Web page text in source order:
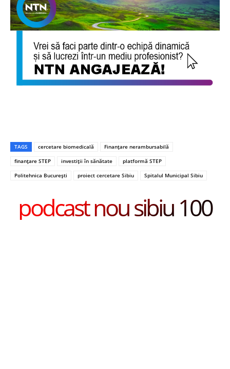
TAGS cercetare biomedicală
Finanțare nerambursabilă
finanțare STEP
investiții în sănătate
platformă STEP
Politehnica București
proiect cercetare Sibiu Spitalul Municipal Sibiu
podcast nou sibiu 100